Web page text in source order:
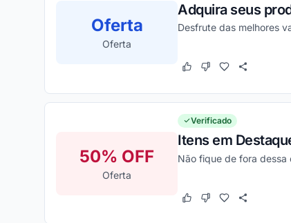
Oferta
Oferta
Adquira seus
Desfrute das melhores
Este cupom funcionou
Este cupom não
50% OFF
Oferta
Verificado
Itens em
Não fique de fora dessa
Este cupom funcionou
Este cupom não